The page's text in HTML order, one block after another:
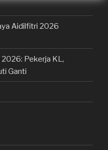
Aidilfitri 2026
Pekerja KL,
Ganti